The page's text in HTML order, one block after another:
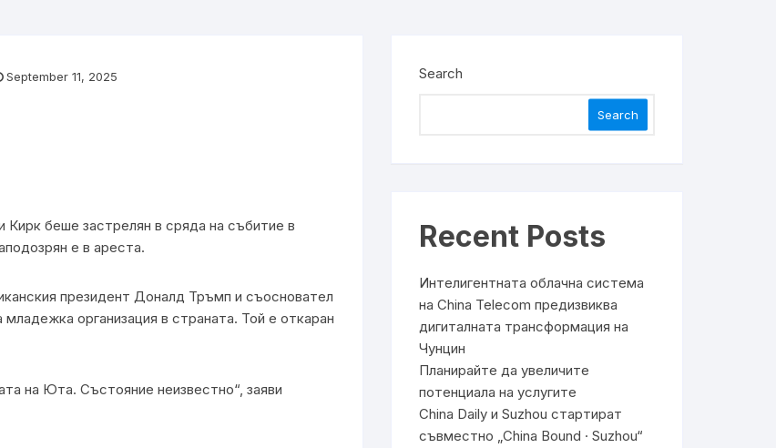
September 11, 2025
беше застрелян в сряда на събитие в
е в ареста.
президент Доналд Тръмп и съосновател
организация в страната. Той е откаран
на Юта. Състояние неизвестно“, заяви
Search
Search
Recent Posts
Интелигентната облачна система
на China Telecom предизвиква
дигиталната трансформация на
Чунцин
Планирайте да увеличите
потенциала на услугите
China Daily и Suzhou стартират
съвместно „China Bound · Suzhou“